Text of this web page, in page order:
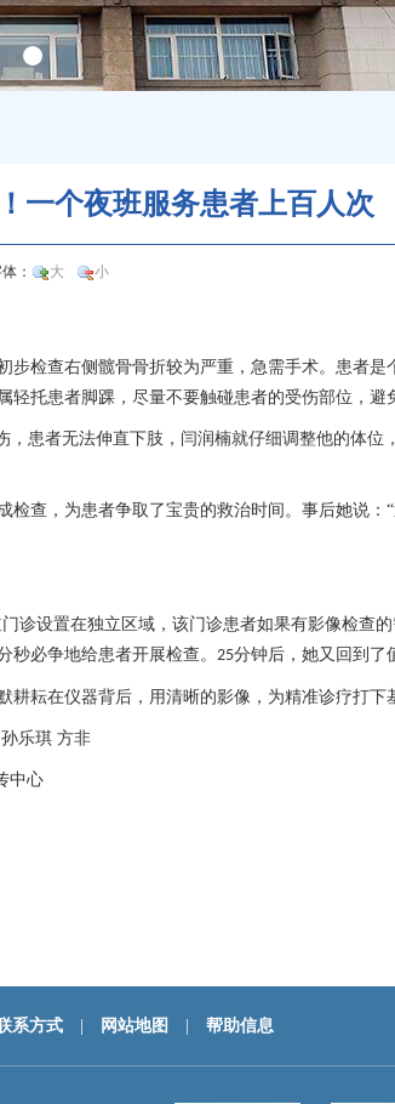
一个夜班服务患者上百人次
： 大 小
检查右侧髋骨骨折较为严重，急需手术。患者是
托患者脚踝，尽量不要触碰患者的受伤部位，避
患者无法伸直下肢，闫润楠就仔细调整他的体位
检查，为患者争取了宝贵的救治时间。事后她说：
诊设置在独立区域，该门诊患者如果有影像检查的
必争地给患者开展检查。 25分钟后，她又回到了
耕耘在仪器背后，用清晰的影像，为精准诊疗打
孙乐琪 方非
中心
系方式 网站地图 帮助信息